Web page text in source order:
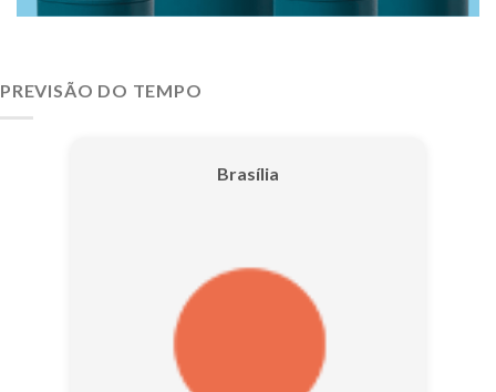
PREVISÃO DO TEMPO
Brasília